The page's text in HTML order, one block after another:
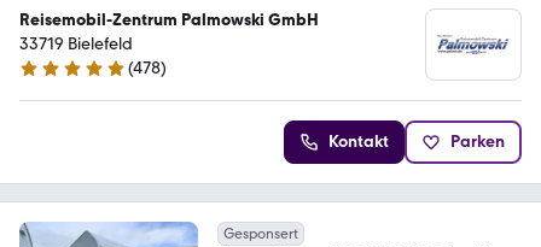
Reisemobil-Zentrum Palmowski GmbH
33719 Bielefeld
4.8 Sterne
(478)
Kontakt Parken
Gesponsert